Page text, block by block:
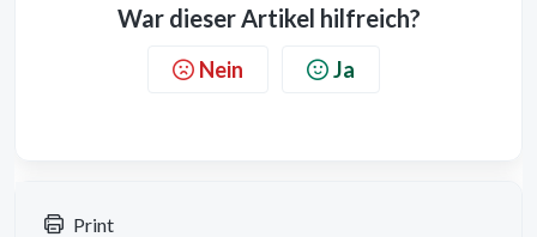
War dieser Artikel hilfreich?
Nein Ja
Print